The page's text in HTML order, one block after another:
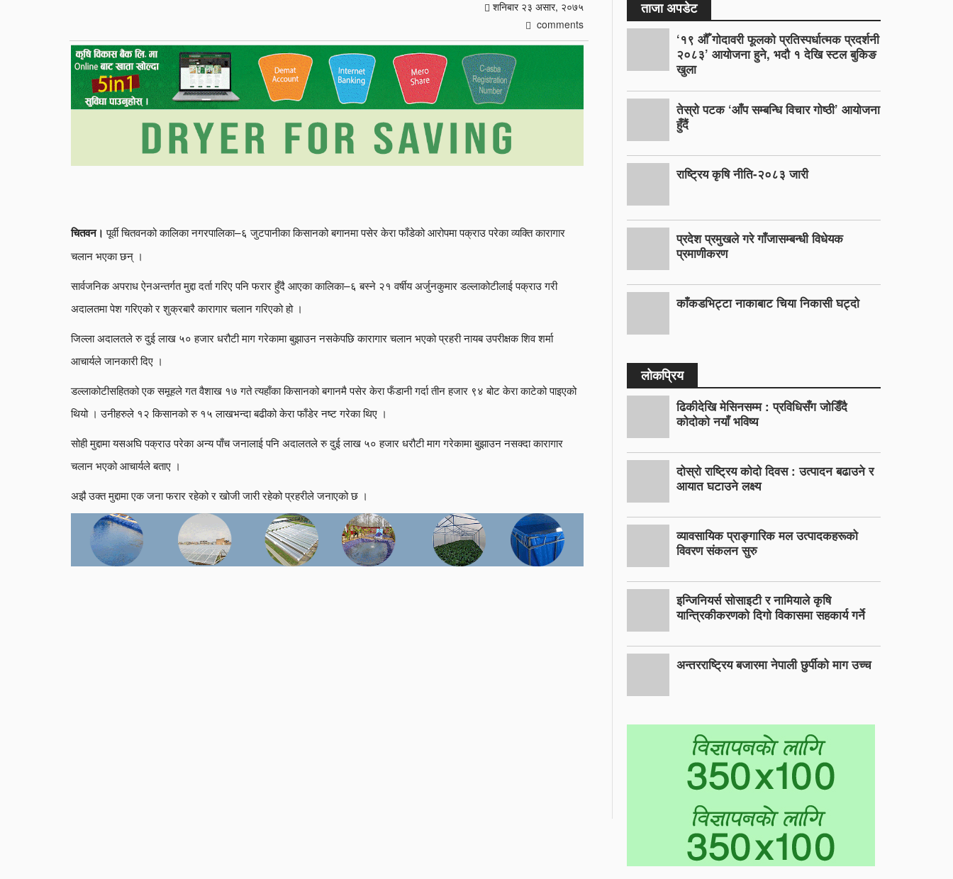
शनिबार २३ असार, २०७५
comments
चितवन। पूर्वी चितवनको कालिका नगरपालिका–६ जुटपानीका किसानको बगानमा पसेर केरा फाँडेको आरोपमा पक्राउ परेका व्यक्ति कारागार
चलान भएका छन् ।
सार्वजनिक अपराध ऐनअन्तर्गत मुद्दा दर्ता गरिए पनि फरार हुँदै आएका कालिका–६ बस्ने २१ वर्षीय अर्जुनकुमार डल्लाकोटीलाई पक्राउ गरी
अदालतमा पेश गरिएको र शुक्रबारै कारागार चलान गरिएको हो ।
जिल्ला अदालतले रु दुई लाख ५० हजार धरौटी माग गरेकामा बुझाउन नसकेपछि कारागार चलान भएको प्रहरी नायब उपरीक्षक शिव शर्मा
आचार्यले जानकारी दिए ।
डल्लाकोटीसहितको एक समूहले गत वैशाख १७ गते त्यहाँका किसानको बगानमै पसेर केरा फँडानी गर्दा तीन हजार ९४ बोट केरा काटेको पाइएको
थियो । उनीहरुले १२ किसानको रु १५ लाखभन्दा बढीको केरा फाँडेर नष्ट गरेका थिए ।
सोही मुद्दामा यसअघि पक्राउ परेका अन्य पाँच जनालाई पनि अदालतले रु दुई लाख ५० हजार धरौटी माग गरेकामा बुझाउन नसक्दा कारागार
चलान भएको आचार्यले बताए ।
अझै उक्त मुद्दामा एक जना फरार रहेको र खोजी जारी रहेको प्रहरीले जनाएको छ ।
ताजा अपडेट
‘१९ औँ गोदावरी फूलको प्रतिस्पर्धात्मक प्रदर्शनी
२०८३’ आयोजना हुने, भदौ १ देखि स्टल बुकिङ
खुला
तेस्रो पटक ‘आँप सम्बन्धि विचार गोष्ठी’ आयोजना
हुँदैं
राष्ट्रिय कृषि नीति-२०८३ जारी
प्रदेश प्रमुखले गरे गाँजासम्बन्धी विधेयक
प्रमाणीकरण
काँकडभिट्टा नाकाबाट चिया निकासी घट्दो
लोकप्रिय
ढिकीदेखि मेसिनसम्म : प्रविधिसँग जोडिँदै
कोदोको नयाँ भविष्य
दोस्रो राष्ट्रिय कोदो दिवस : उत्पादन बढाउने र
आयात घटाउने लक्ष्य
व्यावसायिक प्राङ्गारिक मल उत्पादकहरूको
विवरण संकलन सुरु
इन्जिनियर्स सोसाइटी र नामियाले कृषि
यान्त्रिकीकरणको दिगो विकासमा सहकार्य गर्ने
अन्तरराष्ट्रिय बजारमा नेपाली छुर्पीको माग उच्च